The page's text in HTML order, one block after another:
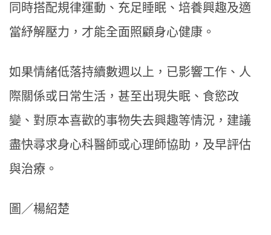
同時搭配規律運動、充足睡眠、培養興趣及適
當紓解壓力，才能全面照顧身心健康。
如果情緒低落持續數週以上，已影響工作、人
際關係或日常生活，甚至出現失眠、食慾改
變、對原本喜歡的事物失去興趣等情況，建議
盡快尋求身心科醫師或心理師協助，及早評估
與治療。
圖／楊紹楚